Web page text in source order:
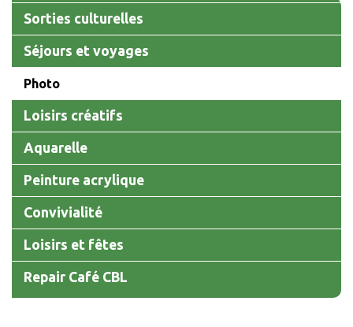
Main
navigation
Sorties culturelles
Séjours et voyages
Photo
Loisirs créatifs
Aquarelle
Peinture acrylique
Convivialité
Loisirs et fêtes
Repair Café CBL